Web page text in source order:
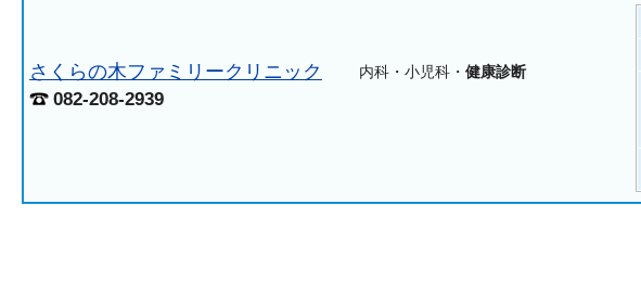
さくらの木ファミリークリニック
082-208-2939
内科・小児科・ 健康診断